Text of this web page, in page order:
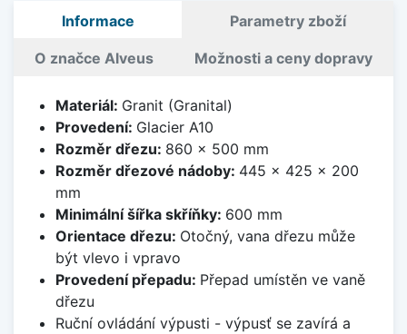
Informace Parametry zboží
O značce Alveus Možnosti a ceny dopravy
Materiál: Granit (Granital)
Provedení: Glacier A10
Rozměr dřezu: 860 x 500 mm
Rozměr dřezové nádoby: 445 x 425 x 200
mm
Minimální šířka skříňky: 600 mm
Orientace dřezu: Otočný, vana dřezu může
být vlevo i vpravo
Provedení přepadu: Přepad umístěn ve vaně
dřezu
Ruční ovládání výpusti - výpusť se zavírá a